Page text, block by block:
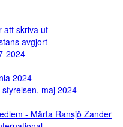
att skriva ut
avgjort
2024
2024
maj 2024
- Märta Ransjö Zander